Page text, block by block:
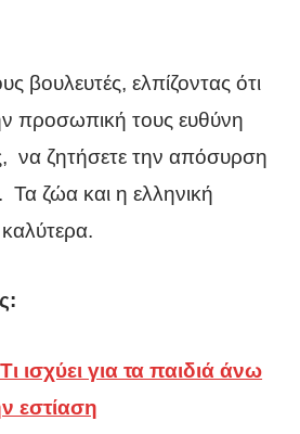
βουλευτές, ελπίζοντας ότι
προσωπική τους ευθύνη
να ζητήσετε την απόσυρση
Τα ζώα και η ελληνική
καλύτερα.
ισχύει για τα παιδιά άνω
εστίαση